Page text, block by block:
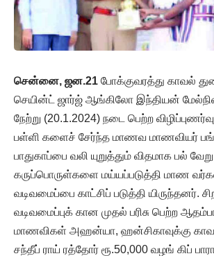
சென்னை, ஜன.21 போக்குவரத்து காவல்
செயின்ட் ஜார்ஜ் ஆங்கிலோ இந்தியன்
நேற்று (20.1.2024) நடை பெற்ற
பள்ளி களைச் சேர்ந்த மாணவ மாணவியர்
பாதுகாப்பை வலி யுறுத்தும் விதமாக பல் வேறு
கருப்பொருள்களை மய்யப்படுத்தி மாண
வடிவமைப்பை காட்சிப் படுத்தி யிருந்தனர்.
வடிவமைப்புக் கான முதல் பரிசு பெற்ற
மாணவிகள் அஹன்யா, ஹன்சிகாவுக்கு
சந்தீப் ராய் ரத்தோர் ரூ.50,000 வழங் கிப்